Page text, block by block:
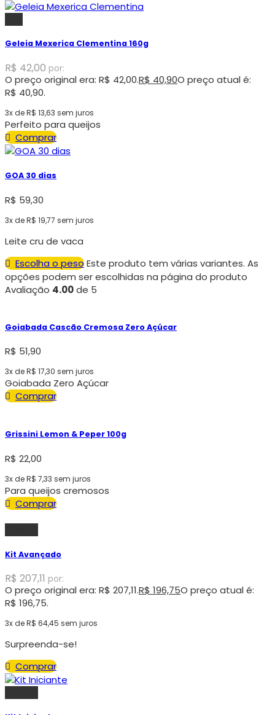
Geleia Mexerica Clementina 160g
R$ 42,00 por:
O preço original era: R$ 42,00.R$ 40,90O preço atual é:
R$ 40,90.
3x deR$ 13,63 sem juros
Perfeito para queijos
Comprar
GOA 30 dias
R$ 59,30
3x deR$ 19,77 sem juros
Leite cru de vaca
Escolha o pesoEste produto tem várias variantes. As
opções podem ser escolhidas na página do produto
Avaliação 4.00de 5
Goiabada Cascão Cremosa Zero Açúcar
R$ 51,90
3x deR$ 17,30 sem juros
Goiabada Zero Açúcar
Comprar
Grissini Lemon & Peper 100g
R$ 22,00
3x deR$ 7,33 sem juros
Para queijos cremosos
Comprar
Kit Avançado
R$ 207,11 por:
O preço original era: R$ 207,11.R$ 196,75O preço atual é:
R$ 196,75.
3x deR$ 64,45 sem juros
Surpreenda-se!
Comprar